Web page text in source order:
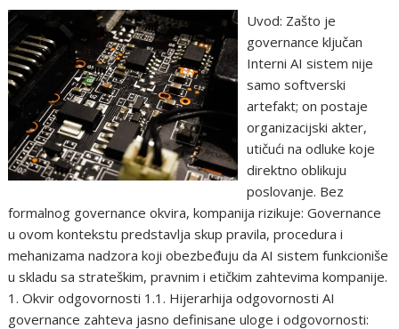
Uvod: Zašto je
governance ključan
Interni AI sistem nije
samo softverski
artefakt; on postaje
organizacijski akter,
utičući na odluke koje
direktno oblikuju
poslovanje. Bez
formalnog governance okvira, kompanija rizikuje: Governance
u ovom kontekstu predstavlja skup pravila, procedura i
mehanizama nadzora koji obezbeđuju da AI sistem funkcioniše
u skladu sa strateškim, pravnim i etičkim zahtevima kompanije.
1. Okvir odgovornosti 1.1. Hijerarhija odgovornosti AI
governance zahteva jasno definisane uloge i odgovornosti: